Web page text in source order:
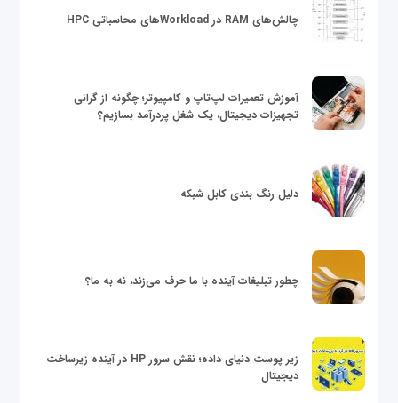
چالش‌های RAM در Workloadهای محاسباتی HPC
آموزش تعمیرات لپ‌تاپ و کامپیوتر؛ چگونه از گرانی
تجهیزات دیجیتال، یک شغل پردرآمد بسازیم؟
دلیل رنگ بندی کابل شبکه
چطور تبلیغات آینده با ما حرف می‌زند، نه به ما؟
زیر پوست دنیای داده؛ نقش سرور HP در آینده زیرساخت
دیجیتال